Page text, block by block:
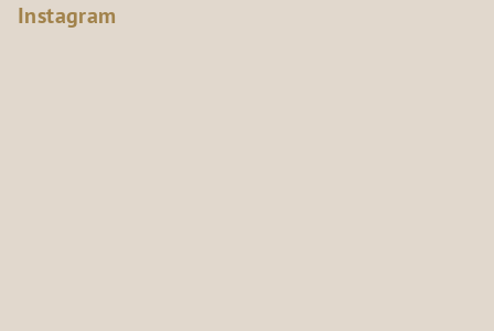
Instagram